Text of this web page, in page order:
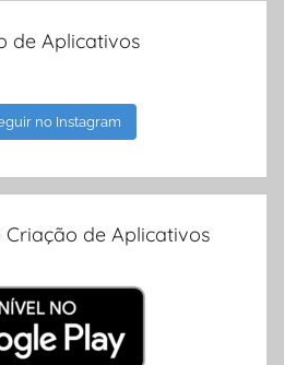
de Aplicativos
no Instagram
de Aplicativos